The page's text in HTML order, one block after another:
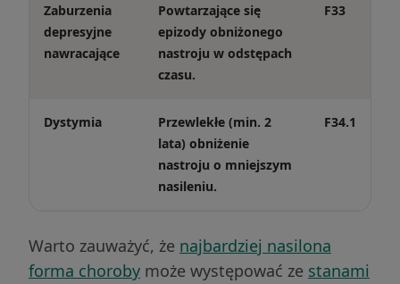
Zaburzenia
depresyjne
nawracające
Powtarzające się
epizody obniżonego
nastroju w odstępach
czasu.
F33
Dystymia
Przewlekłe (min. 2
lata) obniżenie
nastroju o mniejszym
nasileniu.
F34.1
Warto zauważyć, że najbardziej nasilona
forma choroby może występować ze stanami